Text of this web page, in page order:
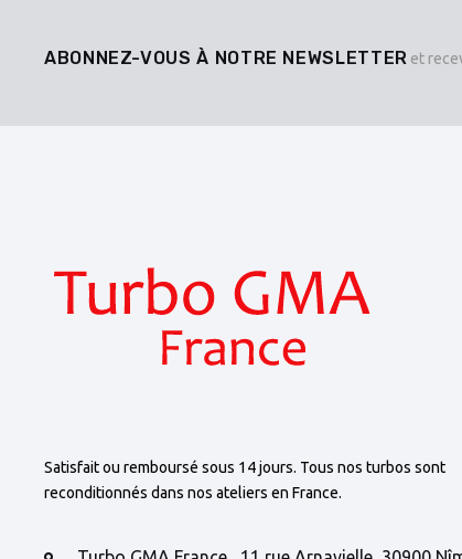
ABONNEZ-VOUS À NOTRE NEWSLETTER et
Satisfait ou remboursé sous 14 jours. Tous nos turbos sont
reconditionnés dans nos ateliers en France.